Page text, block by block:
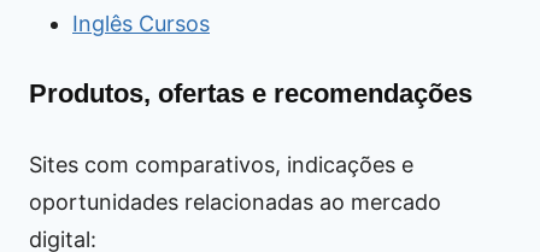
Inglês Cursos
Produtos, ofertas e recomendações
Sites com comparativos, indicações e
oportunidades relacionadas ao mercado
digital: